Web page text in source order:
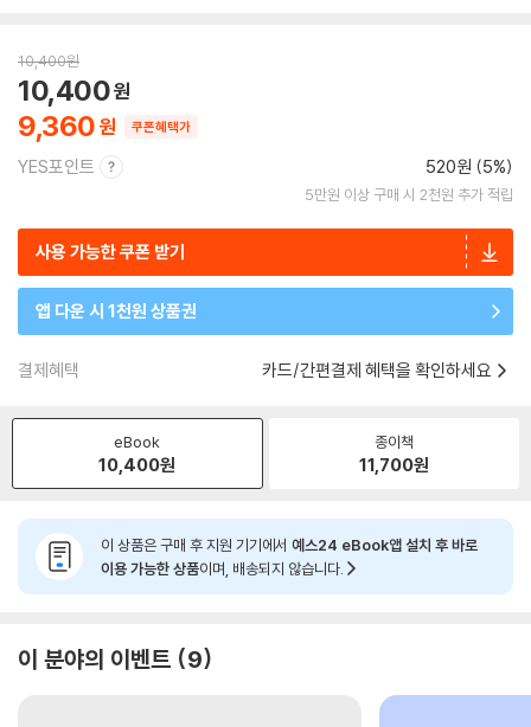
10,400원
9,360
10,400
쿠폰혜택가
YES포인트 520원 (5%)
5만원 이상 구매 시 2천원 추가 적립
사용 가능한 쿠폰 받기
앱 다운 시 1천원 상품권
결제혜택 카드/간편결제 혜택을 확인하세요
eBook
10,400원
종이책
11,700원
이 상품은 구매 후 지원 기기에서 예스24 eBook앱 설치 후 바로
이용 가능한 상품이며, 배송되지 않습니다.
이 분야의 이벤트 9